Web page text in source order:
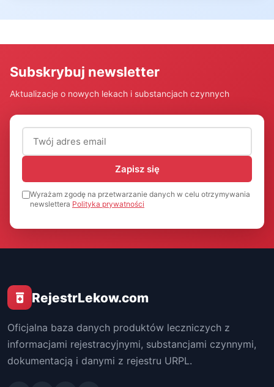
Subskrybuj newsletter
Aktualizacje o nowych lekach i substancjach czynnych
Adres email (wymagany)
Zapisz się
Wyrażam zgodę na przetwarzanie danych w celu otrzymywania
newslettera Polityka prywatności
RejestrLekow.com
Oficjalna baza danych produktów leczniczych z
informacjami rejestracyjnymi, substancjami czynnymi,
dokumentacją i danymi z rejestru URPL.